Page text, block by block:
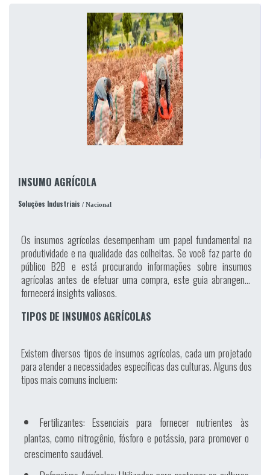
INSUMO AGRÍCOLA
Soluções Industriais / Nacional
Os insumos agrícolas desempenham um papel fundamental na
produtividade e na qualidade das colheitas. Se você faz parte do
público B2B e está procurando informações sobre insumos
agrícolas antes de efetuar uma compra, este guia abrangente
fornecerá insights valiosos.
TIPOS DE INSUMOS AGRÍCOLAS
Existem diversos tipos de insumos agrícolas, cada um projetado
para atender a necessidades específicas das culturas. Alguns dos
tipos mais comuns incluem:
Fertilizantes: Essenciais para fornecer nutrientes às
plantas, como nitrogênio, fósforo e potássio, para promover o
crescimento saudável.